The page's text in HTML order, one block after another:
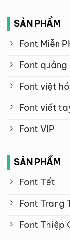
SẢN PHẨM
Font Miễn
Font quảng
Font việt
Font viết
Font VIP
SẢN PHẨM
Font Tết
Font Trang
Font Thiệp